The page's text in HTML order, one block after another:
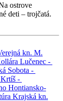
ostrove
deti – trojčatá.
kn. M.
Lučenec -
Sobota -
-
Hontiansko-
Krajská kn.